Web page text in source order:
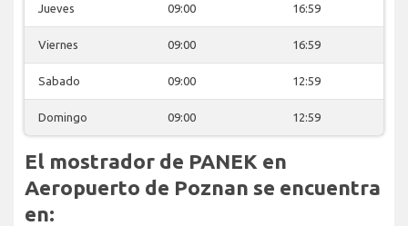
Jueves 09:00 16:59
Viernes 09:00 16:59
Sabado 09:00 12:59
Domingo 09:00 12:59
El mostrador de PANEK en
Aeropuerto de Poznan se encuentra
en: